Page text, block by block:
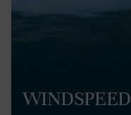
WINDSPEED